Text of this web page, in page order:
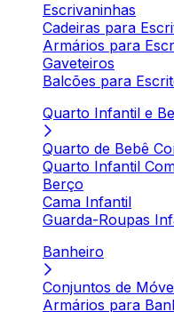
Escrivaninhas
Cadeiras para
Armários para
Gaveteiros
Balcões para
Quarto Infantil e
Quarto de Bebê
Quarto Infantil
Berço
Cama Infantil
Guarda-Roupas
Banheiro
Conjuntos de
Armários para